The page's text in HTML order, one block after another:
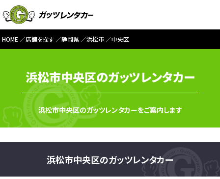
HOME 店舗を探す 静岡県 浜松市 中央区
浜松市中央区のガッツレンタカー
浜松市中央区のガッツレンタカーをご案内します
浜松市中央区のガッツレンタカー